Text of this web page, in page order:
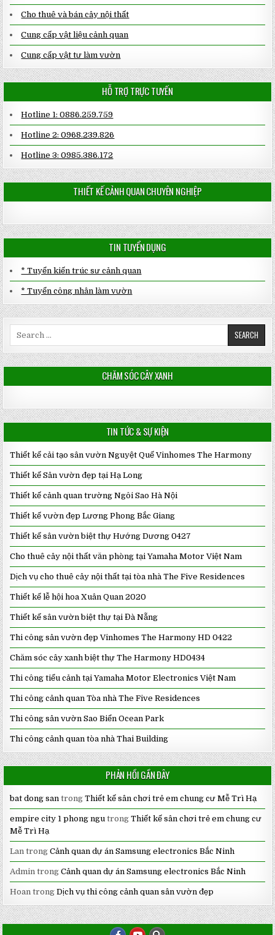
Cho thuê và bán cây nội thất
Cung cấp vật liệu cảnh quan
Cung cấp vật tư làm vườn
HỖ TRỢ TRỰC TUYẾN
Hotline 1: 0886.259.759
Hotline 2: 0968.239.826
Hotline 3: 0985.386.172
THIẾT KẾ CẢNH QUAN CHUYÊN NGHIỆP
TIN TUYỂN DỤNG
* Tuyển kiến trúc sư cảnh quan
* Tuyển công nhân làm vườn
CHĂM SÓC CÂY XANH
TIN TỨC & SỰ KIỆN
Thiết kế cải tạo sân vườn Nguyệt Quế Vinhomes The Harmony
Thiết kế Sân vườn đẹp tại Hạ Long
Thiết kế cảnh quan trường Ngôi Sao Hà Nội
Thiết kế vườn đẹp Lương Phong Bắc Giang
Thiết kế sân vườn biệt thự Hướng Dương 0427
Cho thuê cây nội thất văn phòng tại Yamaha Motor Việt Nam
Dịch vụ cho thuê cây nội thất tại tòa nhà The Five Residences
Thiết kế lễ hội hoa Xuân Quan 2020
Thiết kế sân vườn biệt thự tại Đà Nẵng
Thi công sân vườn đẹp Vinhomes The Harmony HD 0422
Chăm sóc cây xanh biệt thự The Harmony HD0434
Thi công tiểu cảnh tại Yamaha Motor Electronics Việt Nam
Thi công cảnh quan Tòa nhà The Five Residences
Thi công sân vườn Sao Biển Ocean Park
Thi công cảnh quan tòa nhà Thai Building
PHẢN HỒI GẦN ĐÂY
bat dong san trongThiết kế sân chơi trẻ em chung cư Mễ Trì Hạ
empire city 1 phong ngu trongThiết kế sân chơi trẻ em chung cư
Mễ Trì Hạ
Lan trongCảnh quan dự án Samsung electronics Bắc Ninh
Admin trongCảnh quan dự án Samsung electronics Bắc Ninh
Hoan trongDịch vụ thi công cảnh quan sân vườn đẹp